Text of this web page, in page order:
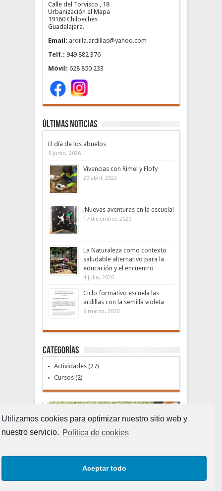
Utilizamos cookies para optimizar nuestro sitio web y
nuestro servicio. Política de cookies
Aceptar todo
Calle del Torvisco , 18
Urbanización el Mapa
19160 Chiloeches
Guadalajara.
Email: ardilla.ardillas@yahoo.com
Telf.: 949 882 376
Móvil: 628 850 233
Últimas noticias
El día de los abuelos
9 junio, 2026
Vivencias con Rimel y Flofy
29 abril, 2022
¡Nuevas aventuras en la escuela!
17 diciembre, 2020
La Naturaleza como contexto
saludable alternativo para la
educación y el encuentro
4 julio, 2020
Ciclo formativo escuela las
ardillas con la semilla violeta
9 marzo, 2020
Categorías
Actividades(27)
Cursos(2)